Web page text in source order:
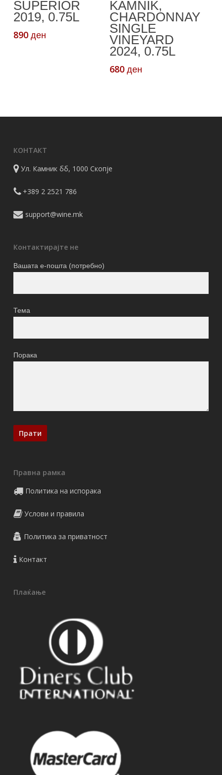
SUPERIOR
2019, 0.75L
890 ден
KAMNIK,
CHARDONNAY
SINGLE
VINEYARD
2024, 0.75L
680ден
КОНТАКТ
Ул. Камник бб, 1000 Скопје
+389 2 2521 786
support@wine.mk
Контактирајте не
Вашата е-пошта (потребно)
Тема
Порака
Правна рамка
Политика на испорака
Услови и правила
Политика за приватност
Контакт
Плаќање